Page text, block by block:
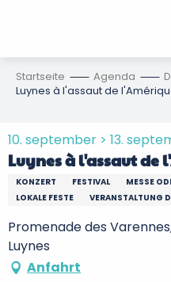
Startseite Agenda
Luynes à l'assaut de
10. september > 13.
Luynes à l'assaut de
KONZERT FESTIVAL MESSE
LOKALE FESTE
VERANSTALTUNG
Promenade des
Luynes
Anfahrt